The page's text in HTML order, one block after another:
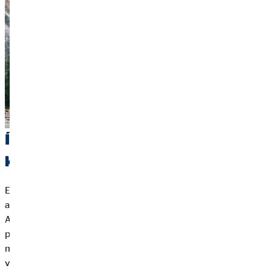
Így határozzuk meg az utazási
költségvetést
Először is tudnunk kell, hogy körülbelül mennyibe fog kerülni
az utazás. A legjobb, ha a költségeket kategóriákra osztjuk fel.
A költségvetésbe vegyük bele mind az
például a repülőjegyeket vagy a különleges tevékenységeket,
mind a
valamint a helyszíni ételek és italok átlagos költségei.